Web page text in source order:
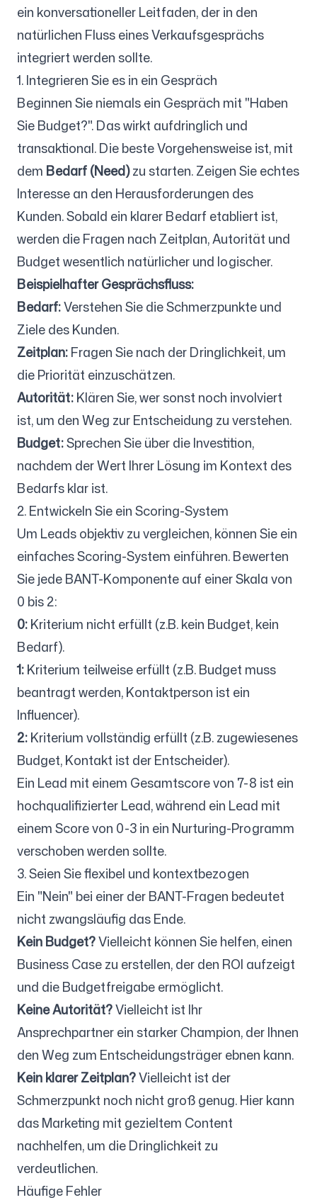
ein konversationeller Leitfaden, der in den
natürlichen Fluss eines Verkaufsgesprächs
integriert werden sollte.
1. Integrieren Sie es in ein Gespräch
Beginnen Sie niemals ein Gespräch mit "Haben
Sie Budget?". Das wirkt aufdringlich und
transaktional. Die beste Vorgehensweise ist, mit
dem Bedarf (Need)zu starten. Zeigen Sie echtes
Interesse an den Herausforderungen des
Kunden. Sobald ein klarer Bedarf etabliert ist,
werden die Fragen nach Zeitplan, Autorität und
Budget wesentlich natürlicher und logischer.
Beispielhafter Gesprächsfluss:
Bedarf:Verstehen Sie die Schmerzpunkte und
Ziele des Kunden.
Zeitplan:Fragen Sie nach der Dringlichkeit, um
die Priorität einzuschätzen.
Autorität:Klären Sie, wer sonst noch involviert
ist, um den Weg zur Entscheidung zu verstehen.
Budget:Sprechen Sie über die Investition,
nachdem der Wert Ihrer Lösung im Kontext des
Bedarfs klar ist.
2. Entwickeln Sie ein Scoring-System
Um Leads objektiv zu vergleichen, können Sie ein
einfaches Scoring-System einführen. Bewerten
Sie jede BANT-Komponente auf einer Skala von
0 bis 2:
0:Kriterium nicht erfüllt (z.B. kein Budget, kein
Bedarf).
1:Kriterium teilweise erfüllt (z.B. Budget muss
beantragt werden, Kontaktperson ist ein
Influencer).
2:Kriterium vollständig erfüllt (z.B. zugewiesenes
Budget, Kontakt ist der Entscheider).
Ein Lead mit einem Gesamtscore von 7-8 ist ein
hochqualifizierter Lead, während ein Lead mit
einem Score von 0-3 in ein Nurturing-Programm
verschoben werden sollte.
3. Seien Sie flexibel und kontextbezogen
Ein "Nein" bei einer der BANT-Fragen bedeutet
nicht zwangsläufig das Ende.
Kein Budget?Vielleicht können Sie helfen, einen
Business Case zu erstellen, der den ROI aufzeigt
und die Budgetfreigabe ermöglicht.
Keine Autorität?Vielleicht ist Ihr
Ansprechpartner ein starker Champion, der Ihnen
den Weg zum Entscheidungsträger ebnen kann.
Kein klarer Zeitplan?Vielleicht ist der
Schmerzpunkt noch nicht groß genug. Hier kann
das Marketing mit gezieltem Content
nachhelfen, um die Dringlichkeit zu
verdeutlichen.
Häufige Fehler